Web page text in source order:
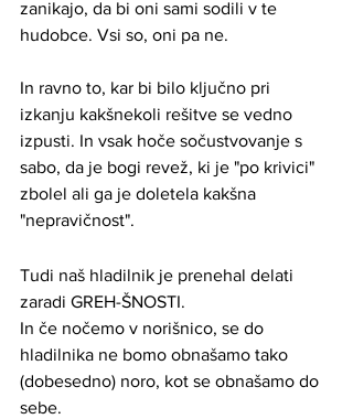
zanikajo, da bi oni sami sodili v te
hudobce. Vsi so, oni pa ne.
In ravno to, kar bi bilo ključno pri
izkanju kakšnekoli rešitve se vedno
izpusti. In vsak hoče sočustvovanje s
sabo, da je bogi revež, ki je "po krivici"
zbolel ali ga je doletela kakšna
"nepravičnost".
Tudi naš hladilnik je prenehal delati
zaradi GREH-ŠNOSTI.
In če nočemo v norišnico, se do
hladilnika ne bomo obnašamo tako
(dobesedno) noro, kot se obnašamo do
sebe.